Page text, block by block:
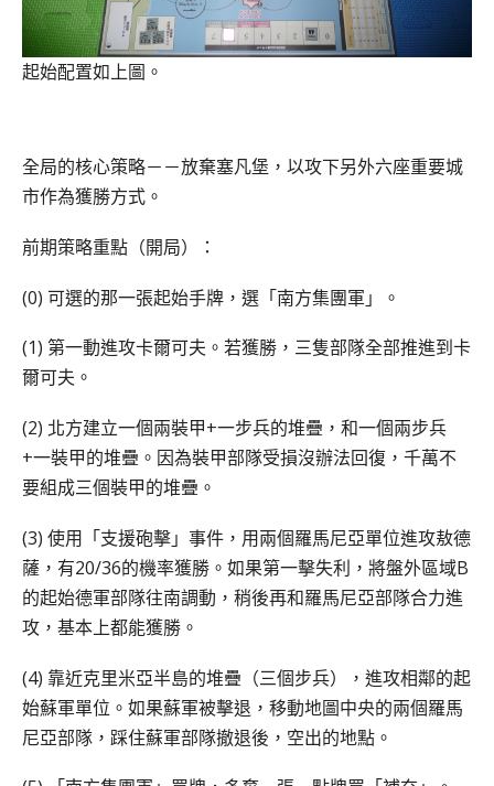
起始配置如上圖。
全局的核心策略－－放棄塞凡堡，以攻下另外六座重要城
市作為獲勝方式。
前期策略重點（開局）：
(0) 可選的那一張起始手牌，選「南方集團軍」。
(1) 第一動進攻卡爾可夫。若獲勝，三隻部隊全部推進到卡
爾可夫。
(2) 北方建立一個兩裝甲+一步兵的堆疊，和一個兩步兵
+一裝甲的堆疊。因為裝甲部隊受損沒辦法回復，千萬不
要組成三個裝甲的堆疊。
(3) 使用「支援砲擊」事件，用兩個羅馬尼亞單位進攻敖德
薩，有20/36的機率獲勝。如果第一擊失利，將盤外區域B
的起始德軍部隊往南調動，稍後再和羅馬尼亞部隊合力進
攻，基本上都能獲勝。
(4) 靠近克里米亞半島的堆疊（三個步兵），進攻相鄰的起
始蘇軍單位。如果蘇軍被擊退，移動地圖中央的兩個羅馬
尼亞部隊，踩住蘇軍部隊撤退後，空出的地點。